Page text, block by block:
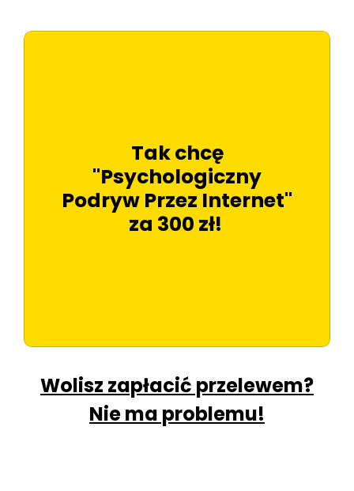
Tak chcę
"Psychologiczny
Podryw Przez Internet"
za 300 zł!
Wolisz zapłacić przelewem?
Nie ma problemu!